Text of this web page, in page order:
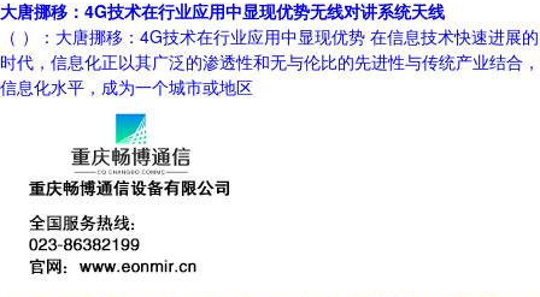
大唐挪移：4G技术在行业应用中显现优势无线对讲系统天线
（ ）：大唐挪移：4G技术在行业应用中显现优势 在信息技术快速进展的
时代，信息化正以其广泛的渗透性和无与伦比的先进性与传统产业结合，
信息化水平，成为一个城市或地区